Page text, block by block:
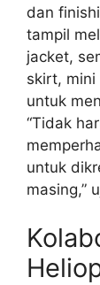
dan
tampil
jacket,
skirt,
untuk
“Tidak
untuk
masing,”